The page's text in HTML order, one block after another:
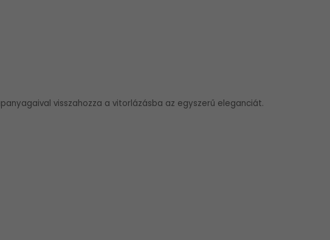
visszahozza a vitorlázásba az egyszerű eleganciát.